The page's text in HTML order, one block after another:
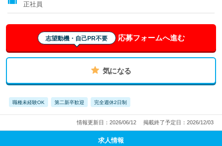
正社員
志望動機・自己PR不要 応募フォームへ進む
気になる
職種未経験OK 第二新卒歓迎 完全週休2日制
情報更新日：2026/06/12 掲載終了予定日：2026/12/03
求人情報